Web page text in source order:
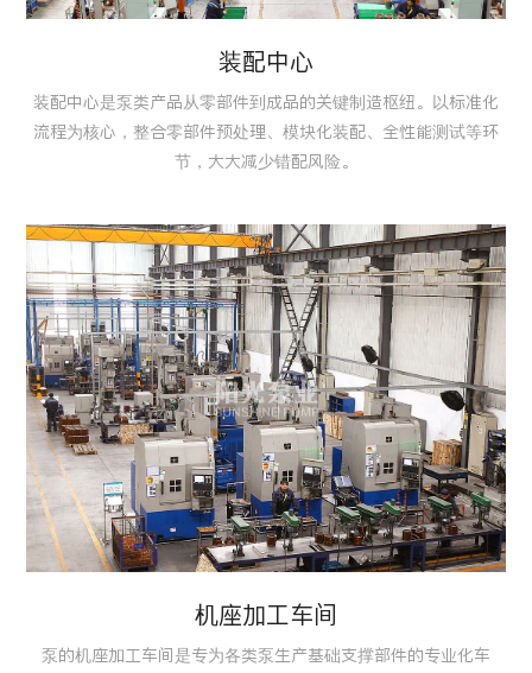
装配中心
装配中心是泵类产品从零部件到成品的关键制造枢纽。以标准化
流程为核心，整合零部件预处理、模块化装配、全性能测试等环
节，大大减少错配风险。
机座加工车间
泵的机座加工车间是专为各类泵生产基础支撑部件的专业化车